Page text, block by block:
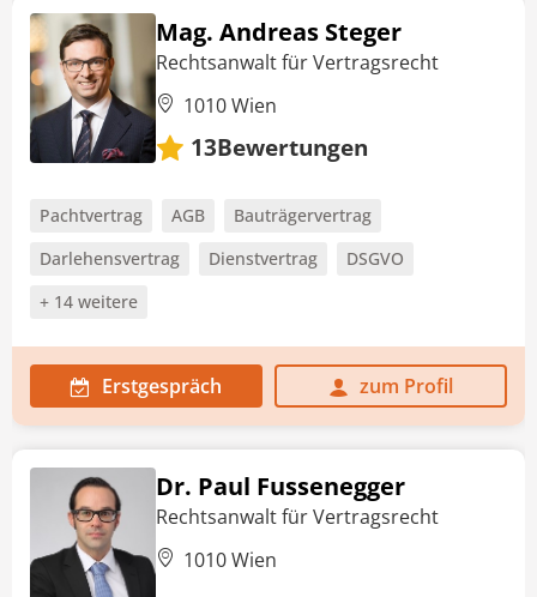
Mag. Andreas Steger
Rechtsanwalt für Vertragsrecht
1010 Wien
13Bewertungen
Pachtvertrag AGB
Bauträgervertrag
Darlehensvertrag
Dienstvertrag
DSGVO
+ 14 weitere
Erstgespräch zum Profil
Dr. Paul Fussenegger
Rechtsanwalt für Vertragsrecht
1010 Wien